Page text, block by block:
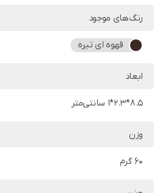
رنگ‌های موجود
قهوه ای تیره
ابعاد
8.5*2.3*1 سانتی‌متر
وزن
60 گرم